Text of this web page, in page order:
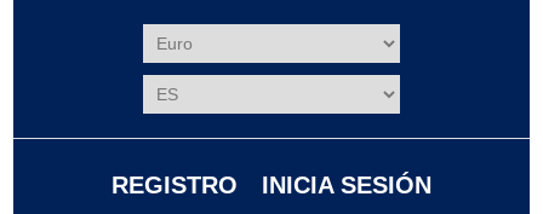
REGISTRO INICIA SESIÓN